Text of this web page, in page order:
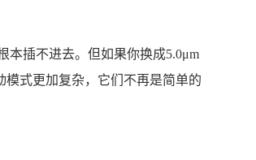
本插不进去。但如果你换成5.0μm
模式更加复杂，它们不再是简单的